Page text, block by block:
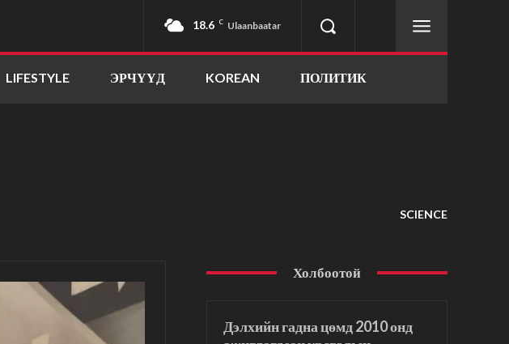
18.6 C Ulaanbaatar
LIFESTYLE ЭРЧҮҮД KOREAN ПОЛИТИК
SCIENCE
Холбоотой
Дэлхийн гадна цөмд 2010 онд